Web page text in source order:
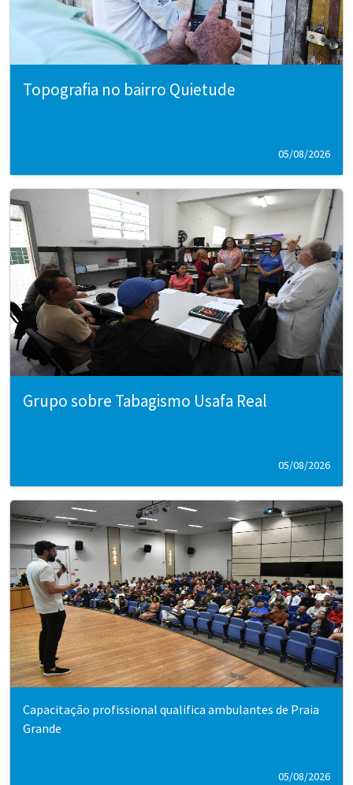
Topografia no bairro Quietude
05/08/2026
Grupo sobre Tabagismo Usafa Real
05/08/2026
Capacitação profissional qualifica ambulantes de Praia
Grande
05/08/2026